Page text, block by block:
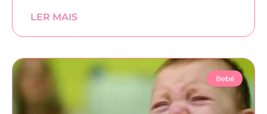
LER MAIS
Bebé